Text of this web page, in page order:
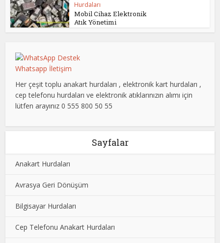
Hurdaları
Mobil Cihaz Elektronik
Atık Yönetimi
Whatsapp İletişim
Her çeşit toplu anakart hurdaları , elektronik kart hurdaları ,
cep telefonu hurdaları ve elektronik atıklarınızın alımı için
lütfen arayınız 0 555 800 50 55
Sayfalar
Anakart Hurdaları
Avrasya Geri Dönüşüm
Bilgisayar Hurdaları
Cep Telefonu Anakart Hurdaları